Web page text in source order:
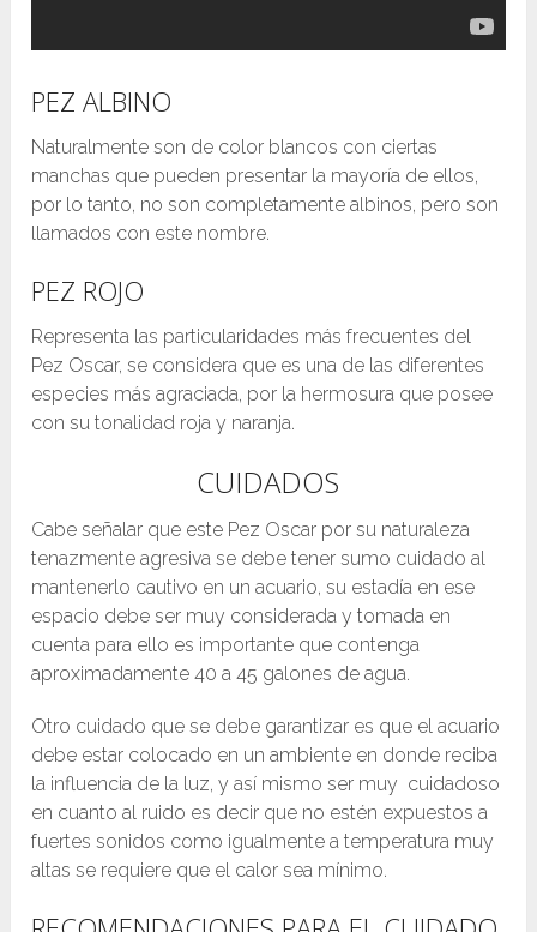
PEZ ALBINO
Naturalmente son de color blancos con ciertas
manchas que pueden presentar la mayoría de ellos,
por lo tanto, no son completamente albinos, pero son
llamados con este nombre.
PEZ ROJO
Representa las particularidades más frecuentes del
Pez Oscar, se considera que es una de las diferentes
especies más agraciada, por la hermosura que posee
con su tonalidad roja y naranja.
CUIDADOS
Cabe señalar que este Pez Oscar por su naturaleza
tenazmente agresiva se debe tener sumo cuidado al
mantenerlo cautivo en un acuario, su estadía en ese
espacio debe ser muy considerada y tomada en
cuenta para ello es importante que contenga
aproximadamente 40 a 45 galones de agua.
Otro cuidado que se debe garantizar es que el acuario
debe estar colocado en un ambiente en donde reciba
la influencia de la luz, y así mismo ser muy cuidadoso
en cuanto al ruido es decir que no estén expuestos a
fuertes sonidos como igualmente a temperatura muy
altas se requiere que el calor sea mínimo.